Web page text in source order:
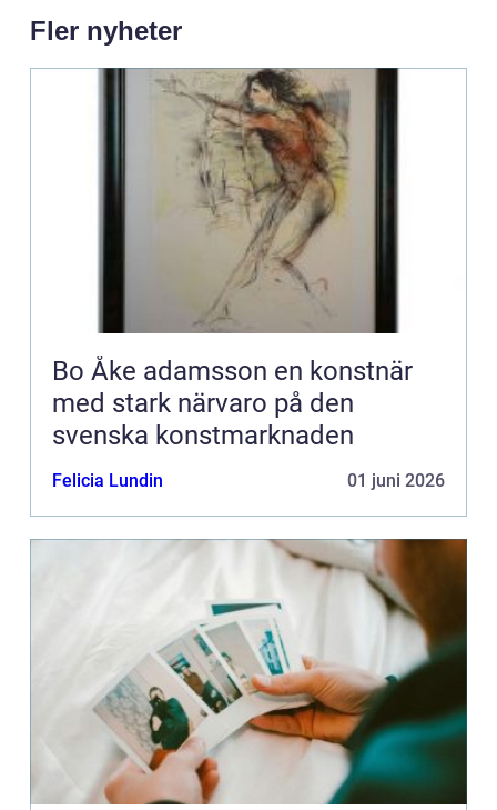
Fler nyheter
Bo Åke adamsson en konstnär
med stark närvaro på den
svenska konstmarknaden
Felicia Lundin 01 juni 2026